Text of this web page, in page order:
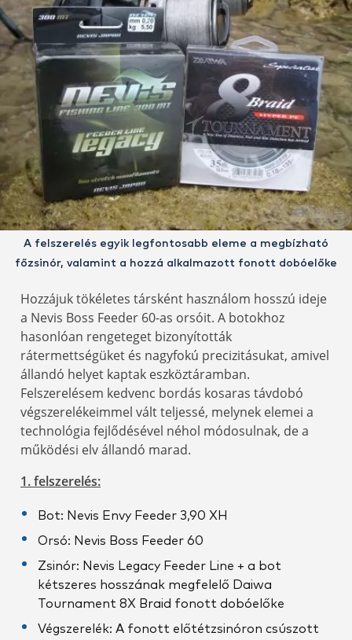
A felszerelés egyik legfontosabb eleme a megbízható
főzsinór, valamint a hozzá alkalmazott fonott dobóelőke
Hozzájuk tökéletes társként használom hosszú ideje
a Nevis Boss Feeder 60-as orsóit. A botokhoz
hasonlóan rengeteget bizonyították
rátermettségüket és nagyfokú precizitásukat, amivel
állandó helyet kaptak eszköztáramban.
Felszerelésem kedvenc bordás kosaras távdobó
végszerelékeimmel vált teljessé, melynek elemei a
technológia fejlődésével néhol módosulnak, de a
működési elv állandó marad.
1. felszerelés:
Bot: Nevis Envy Feeder 3,90 XH
Orsó: Nevis Boss Feeder 60
Zsinór: Nevis Legacy Feeder Line + a bot
kétszeres hosszának megfelelő Daiwa
Tournament 8X Braid fonott dobóelőke
Végszerelék: A fonott előtétzsinóron csúszott